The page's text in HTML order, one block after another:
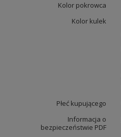
Kolor pokrowca
Kolor kulek
Płeć kupującego
Informacja o
bezpieczeństwie PDF